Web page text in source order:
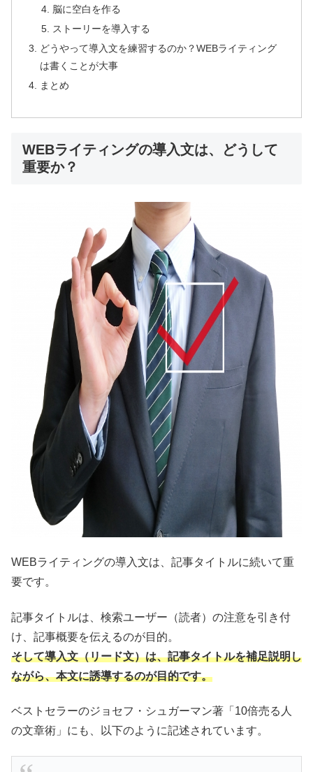
脳に空白を作る
ストーリーを導入する
どうやって導入文を練習するのか？WEBライティング
は書くことが大事
まとめ
WEBライティングの導入文は、どうして
重要か？
WEBライティングの導入文は、記事タイトルに続いて重
要です。
記事タイトルは、検索ユーザー（読者）の注意を引き付
け、記事概要を伝えるのが目的。
そして導入文（リード文）は、記事タイトルを補足説明し
ながら、本文に誘導するのが目的です。
ベストセラーのジョセフ・シュガーマン著「10倍売る人
の文章術」にも、以下のように記述されています。